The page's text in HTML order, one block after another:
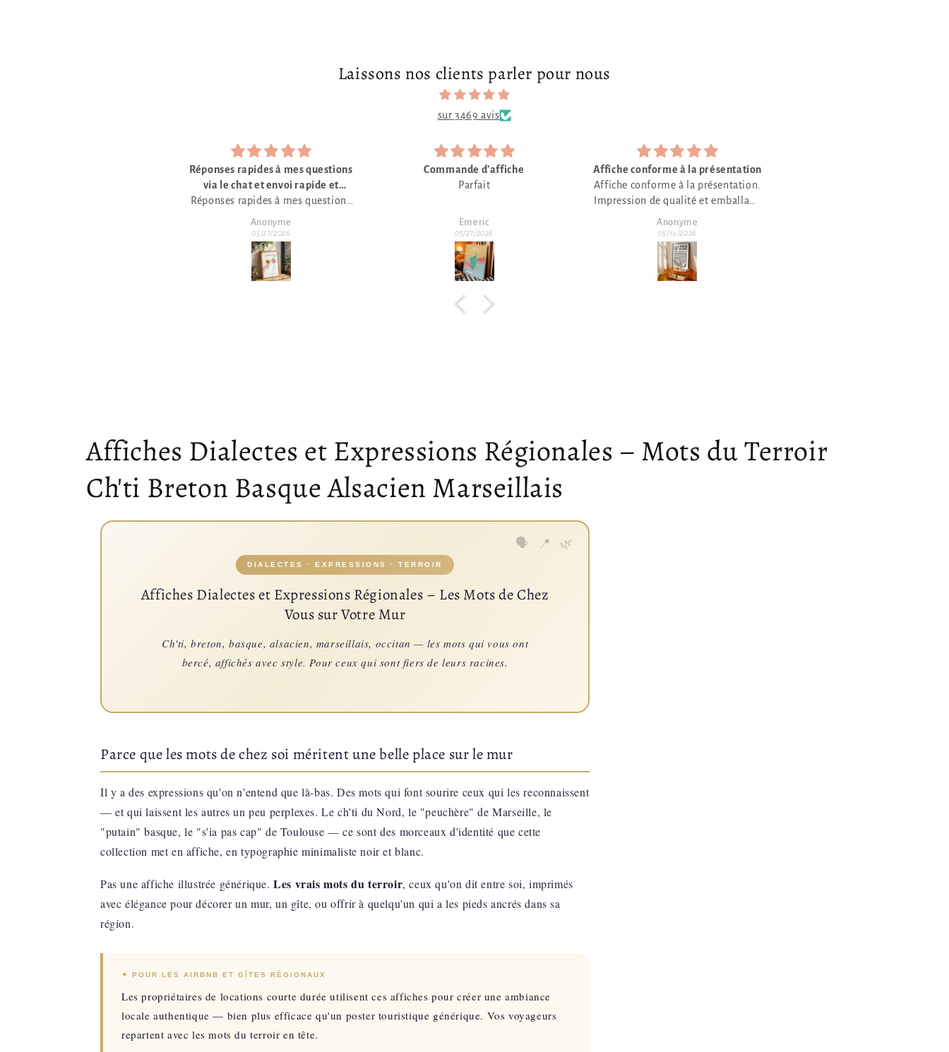
Laissons nos clients parler pour nous
sur 3469 avis
Commande d'affiche
Parfait
Emeric
05/27/2026
Affiche conforme à la présentation
Affiche conforme à la présentation.
soigné.
Merci pour les délais courts de
traitement
Anonyme
05/19/2026
J’aime
J’aime beaucoup
Anonyme
04/21/2026
Collection:
Affiches Dialectes et Expressions Régionales – Mots du Terroir
Ch'ti Breton Basque Alsacien Marseillais
DIALECTES · EXPRESSIONS · TERROIR
Affiches Dialectes et Expressions Régionales – Les Mots de Chez
Vous sur Votre Mur
Ch'ti, breton, basque, alsacien, marseillais, occitan — les mots qui vous ont
bercé, affichés avec style. Pour ceux qui sont fiers de leurs racines.
Parce que les mots de chez soi méritent une belle place sur le mur
Il y a des expressions qu'on n'entend que là-bas. Des mots qui font sourire ceux qui les reconnaissent
— et qui laissent les autres un peu perplexes. Le ch'ti du Nord, le "peuchère" de Marseille, le
"putain" basque, le "s'ia pas cap" de Toulouse — ce sont des morceaux d'identité que cette
collection met en affiche, en typographie minimaliste noir et blanc.
Pas une affiche illustrée générique.Les vrais mots du terroir, ceux qu'on dit entre soi, imprimés
avec élégance pour décorer un mur, un gîte, ou offrir à quelqu'un qui a les pieds ancrés dans sa
région.
✦ POUR LES AIRBNB ET GÎTES RÉGIONAUX
Les propriétaires de locations courte durée utilisent ces affiches pour créer une ambiance
locale authentique — bien plus efficace qu'un poster touristique générique. Vos voyageurs
repartent avec les mots du terroir en tête.